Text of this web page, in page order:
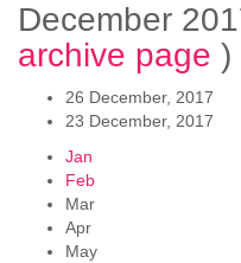
December
archive page )
26 December, 2017
23 December, 2017
Jan
Feb
Mar
Apr
May